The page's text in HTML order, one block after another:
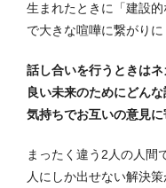
生まれたときに「建設
で大きな喧嘩に繋がりに
話し合いを行うときは
良い未来のためにどん
気持ちでお互いの意見
まったく違う2人の人間
人にしか出せない解決